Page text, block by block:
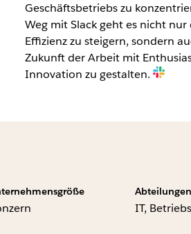
Geschäftsbetriebs zu
Weg mit Slack geht es nicht
Effizienz zu steigern, sondern
Zukunft der Arbeit mit
Innovation zu gestalten.
Abteilungen
IT,